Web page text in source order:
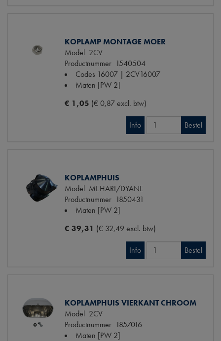
KOPLAMP MONTAGE MOER
Model 2CV
Productnummer 1540504
Codes 16007 | 2CV16007
Maten [PW 2]
€ 1,05 (€ 0,87 excl. btw)
Info Bestel
KOPLAMPHUIS
Model MEHARI/DYANE
Productnummer 1850431
Maten [PW 2]
€ 39,31 (€ 32,49 excl. btw)
Info Bestel
KOPLAMPHUIS VIERKANT CHROOM
Model 2CV
Productnummer 1857016
Maten [PW 2]